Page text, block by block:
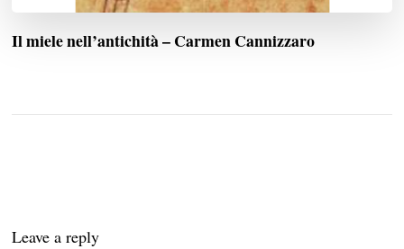
Il miele nell’antichità – Carmen Cannizzaro
Leave a reply